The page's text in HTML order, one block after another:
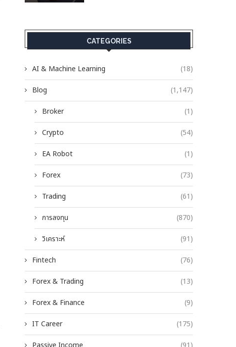
CATEGORIES
AI & Machine Learning (18)
Blog (1,147)
Broker (1)
Crypto (54)
EA Robot (1)
Forex (73)
Trading (61)
การลงทุน (870)
วิเคราะห์ (91)
Fintech (76)
Forex & Trading (13)
Forex & Finance (9)
IT Career (175)